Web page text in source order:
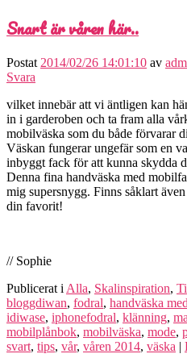
Snart är våren här..
Postat 2014/02/26 14:01:10 av
Svara
vilket innebär att vi äntligen kan
in i garderoben och ta fram alla
mobilväska som du både förvarar
Väskan fungerar ungefär som en
inbyggt fack för att kunna skydda
Denna fina handväska med
mig supersnygg. Finns såklart
din favorit!
// Sophie
Publicerat i Alla, Skalinspiration,
bloggdiwan, fodral, handväska
idiwase, iphonefodral, klänning,
mobilplånbok, mobilväska, mode,
svart, tips, vår, våren 2014, väska |